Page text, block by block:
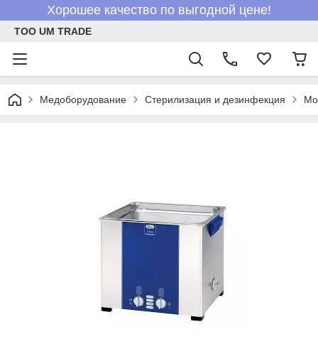
Хорошее качество по выгодной цене!
ТОО UM TRADE
Медоборудование Стерилизация и дезинфекция